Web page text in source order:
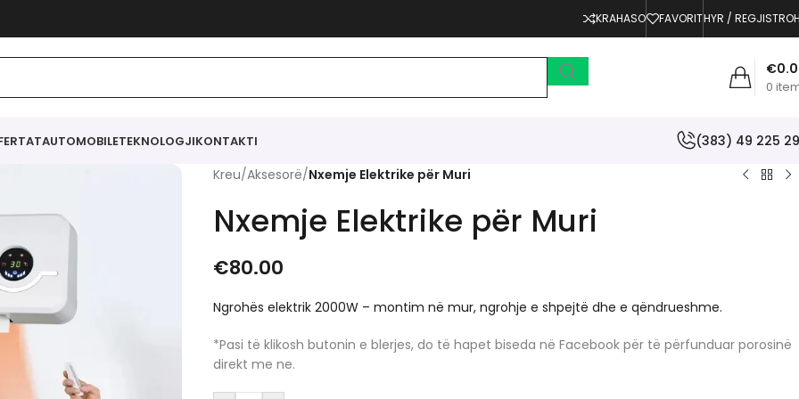
KRAHASO FAVORITHYR /
0
€
AUTOMOBILETEKNOLOGJIKONTAKTI (383) 49 225
Kreu/Aksesorë/Nxemje Elektrike për Muri
Nxemje Elektrike për Muri
€80.00
Ngrohës elektrik 2000W – montim në mur, ngrohje e shpejtë dhe e qëndrueshme.
*Pasi të klikosh butonin e blerjes, do të hapet biseda në Facebook për të përfunduar porosinë
direkt me ne.